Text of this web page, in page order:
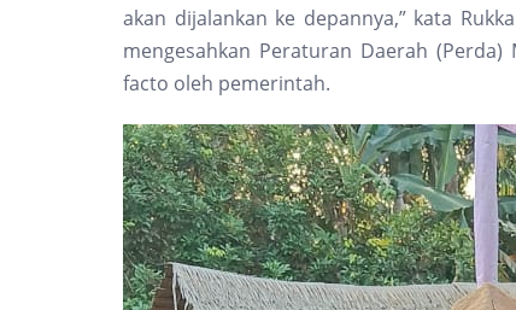
akan dijalankan ke depannya,” kata
mengesahkan Peraturan Daerah
facto oleh pemerintah.